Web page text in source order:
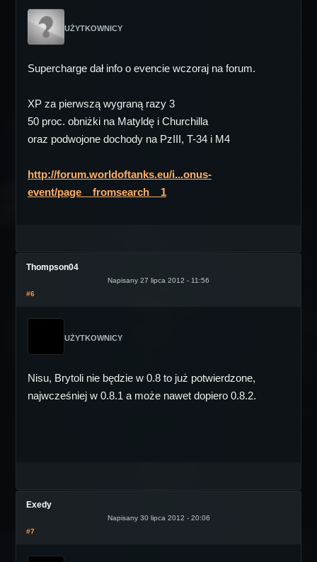
UŻYTKOWNICY
Supercharge dał info o evencie wczoraj na forum.
XP za pierwszą wygraną razy 3
50 proc. obniżki na Matyldę i Churchilla
oraz podwojone dochody na PzIII, T-34 i M4
http://forum.worldoftanks.eu/i...onus-
event/page__fromsearch__1
Thompson04
Napisany 27 lipca 2012 - 11:56
#6
UŻYTKOWNICY
Nisu, Brytoli nie będzie w 0.8 to już potwierdzone,
najwcześniej w 0.8.1 a może nawet dopiero 0.8.2.
Exedy
Napisany 30 lipca 2012 - 20:06
#7